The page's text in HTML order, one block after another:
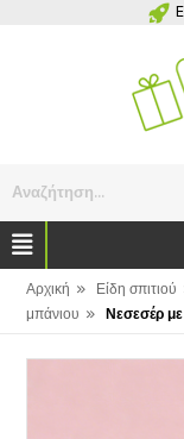
Αναζήτηση...
Αρχική » Είδη σπιτιού
μπάνιου » Νεσεσέρ